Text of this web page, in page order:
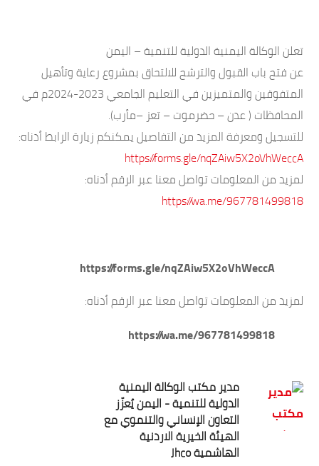
تعلن الوكالة اليمنية الدولية للتنمية – اليمن
عن فتح باب القبول والترشح للالتحاق بمشروع رعاية وتأهيل
المتفوقين والمتميزين في التعليم الجامعي 2023-2024م في
المحافظات ( عدن – حضرموت – تعز –مأرب).
للتسجيل ومعرفة المزيد من التفاصيل يمكنكم زيارة الرابط أدناه:
https://forms.gle/nqZAiw5X2oVhWeccA
لمزيد من المعلومات تواصل معنا عبر الرقم أدناه:
https://wa.me/967781499818
https://forms.gle/nqZAiw5X2oVhWeccA
لمزيد من المعلومات تواصل معنا عبر الرقم أدناه:
https://wa.me/967781499818
مدير مكتب الوكالة اليمنية
الدولية للتنمية - اليمن يُعزّز
التعاون الإنساني والتنموي مع
الهيئة الخيرية الاردنية
الهاشمية Jhco